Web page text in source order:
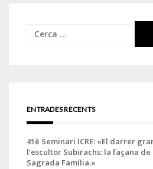
Cerca:
ENTRADES RECENTS
41è Seminari ICRE: «El darrer
l’escultor Subirachs: la façana de
Sagrada Família.»